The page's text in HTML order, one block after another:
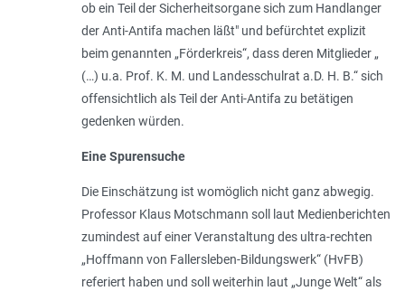
ob ein Teil der Sicherheitsorgane sich zum Handlanger
der Anti-Antifa machen läßt" und befürchtet explizit
beim genannten „Förderkreis“, dass deren Mitglieder „
(…) u.a. Prof. K. M. und Landesschulrat a.D. H. B.“ sich
offensichtlich als Teil der Anti-Antifa zu betätigen
gedenken würden.
Eine Spurensuche
Die Einschätzung ist womöglich nicht ganz abwegig.
Professor Klaus Motschmann soll laut Medienberichten
zumindest auf einer Veranstaltung des ultra-rechten
„Hoffmann von Fallersleben-Bildungswerk“ (HvFB)
referiert haben und soll weiterhin laut „Junge Welt“ als